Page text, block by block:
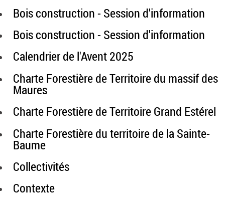
Bois construction - Session d'information
Bois construction - Session d'information
Calendrier de l'Avent 2025
Charte Forestière de Territoire du massif des
Maures
Charte Forestière de Territoire Grand Estérel
Charte Forestière du territoire de la Sainte-
Baume
Collectivités
Contexte